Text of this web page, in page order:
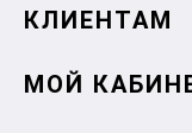
КЛИЕНТАМ
МОЙ